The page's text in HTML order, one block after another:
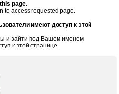
page.
to access requested page.
имеют доступ к этой
и зайти под Вашем именем
к этой странице.